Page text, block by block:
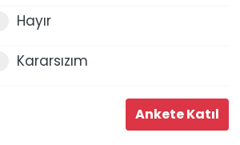
Hayır
Kararsızım